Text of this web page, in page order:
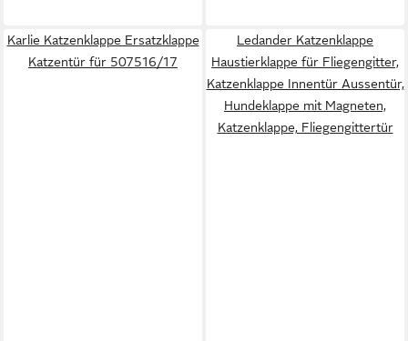
Karlie Katzenklappe Ersatzklappe
Katzentür für 507516/17
Ledander Katzenklappe
Haustierklappe für Fliegengitter,
Katzenklappe Innentür Aussentür,
Hundeklappe mit Magneten,
Katzenklappe, Fliegengittertür